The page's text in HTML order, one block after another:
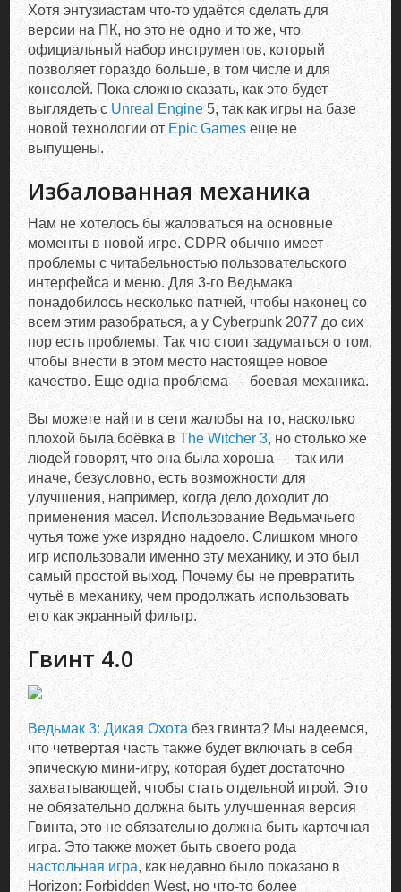
Хотя энтузиастам что-то удаётся сделать для
версии на ПК, но это не одно и то же, что
официальный набор инструментов, который
позволяет гораздо больше, в том числе и для
консолей. Пока сложно сказать, как это будет
выглядеть с Unreal Engine5, так как игры на базе
новой технологии отEpic Gamesеще не
выпущены.
Избалованная механика
Нам не хотелось бы жаловаться на основные
моменты в новой игре. CDPR обычно имеет
проблемы с читабельностью пользовательского
интерфейса и меню. Для 3-го Ведьмака
понадобилось несколько патчей, чтобы наконец со
всем этим разобраться, а у Cyberpunk 2077 до сих
пор есть проблемы. Так что стоит задуматься о том,
чтобы внести в этом место настоящее новое
качество. Еще одна проблема — боевая механика.
Вы можете найти в сети жалобы на то, насколько
плохой была боёвка вThe Witcher 3, но столько же
людей говорят, что она была хороша — так или
иначе, безусловно, есть возможности для
улучшения, например, когда дело доходит до
применения масел. Использование Ведьмачьего
чутья тоже уже изрядно надоело. Слишком много
игр использовали именно эту механику, и это был
самый простой выход. Почему бы не превратить
чутьё в механику, чем продолжать использовать
его как экранный фильтр.
Гвинт 4.0
Ведьмак 3: Дикая Охота без гвинта? Мы надеемся,
что четвертая часть также будет включать в себя
эпическую мини-игру, которая будет достаточно
захватывающей, чтобы стать отдельной игрой. Это
не обязательно должна быть улучшенная версия
Гвинта, это не обязательно должна быть карточная
игра. Это также может быть своего рода
настольная игра, как недавно было показано в
Horizon: Forbidden West, но что-то более